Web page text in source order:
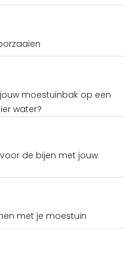
moestuinbak op een
water?
de bijen met jouw
met je moestuin